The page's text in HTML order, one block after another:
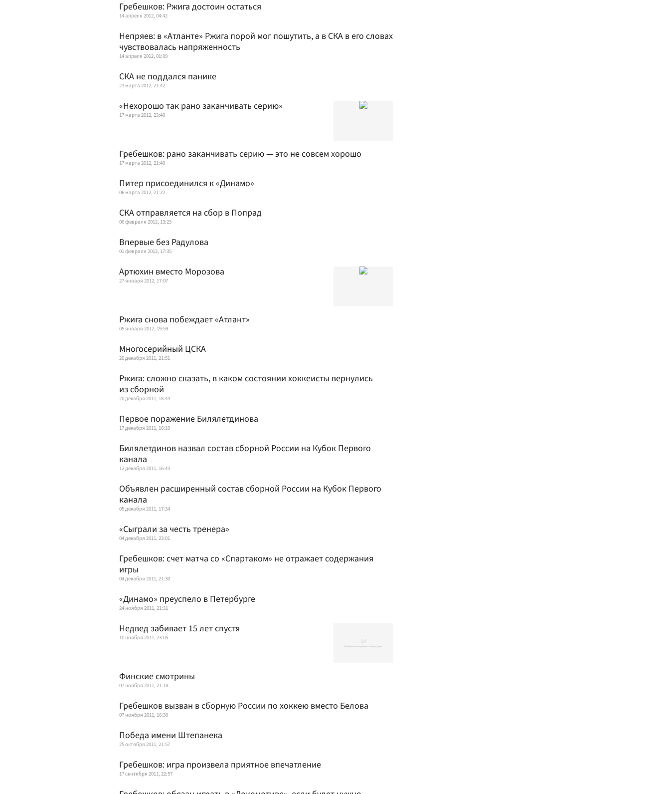
Гребешков: Ржига достоин остаться
14 апреля 2012, 04:42
Непряев: в «Атланте» Ржига порой мог пошутить, а в СКА в его словах
чувствовалась напряженность
14 апреля 2012, 01:09
СКА не поддался панике
23 марта 2012, 21:42
«Нехорошо так рано заканчивать серию»
17 марта 2012, 23:40
Гребешков: рано заканчивать серию — это не совсем хорошо
17 марта 2012, 21:40
Питер присоединился к «Динамо»
06 марта 2012, 21:22
СКА отправляется на сбор в Попрад
06 февраля 2012, 13:23
Впервые без Радулова
01 февраля 2012, 17:35
Артюхин вместо Морозова
27 января 2012, 17:07
Ржига снова побеждает «Атлант»
05 января 2012, 19:59
Многосерийный ЦСКА
20 декабря 2011, 21:51
Ржига: сложно сказать, в каком состоянии хоккеисты вернулись
из сборной
20 декабря 2011, 18:44
Первое поражение Билялетдинова
17 декабря 2011, 16:19
Билялетдинов назвал состав сборной России на Кубок Первого
канала
12 декабря 2011, 16:43
Объявлен расширенный состав сборной России на Кубок Первого
канала
05 декабря 2011, 17:34
«Сыграли за честь тренера»
04 декабря 2011, 23:01
Гребешков: счет матча со «Спартаком» не отражает содержания
игры
04 декабря 2011, 21:30
«Динамо» преуспело в Петербурге
24 ноября 2011, 21:31
Недвед забивает 15 лет спустя
10 ноября 2011, 23:05
Финские смотрины
07 ноября 2011, 21:18
Гребешков вызван в сборную России по хоккею вместо Белова
07 ноября 2011, 16:30
Победа имени Штепанека
25 октября 2011, 21:57
Гребешков: игра произвела приятное впечатление
17 сентября 2011, 22:57